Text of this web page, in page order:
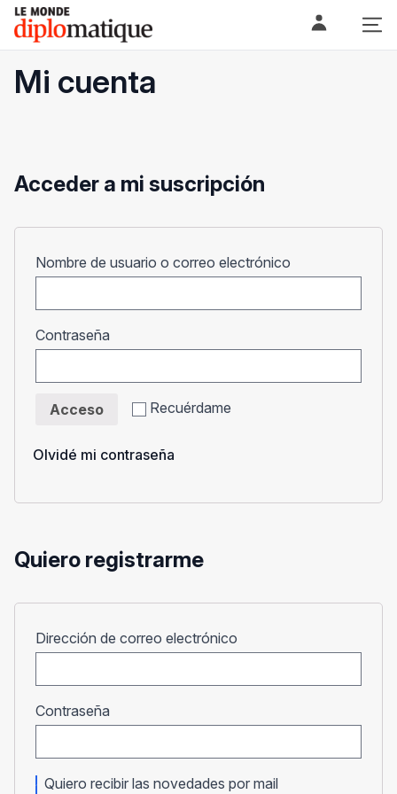
Skip
content
Le monde diplomatique
Mi cuenta
Acceder a mi suscripción
Nombre de usuario o correo electrónico
Contraseña
Recuérdame
Acceso
Olvidé mi contraseña
Quiero registrarme
Dirección de correo electrónico
Contraseña
Quiero recibir las novedades por mail